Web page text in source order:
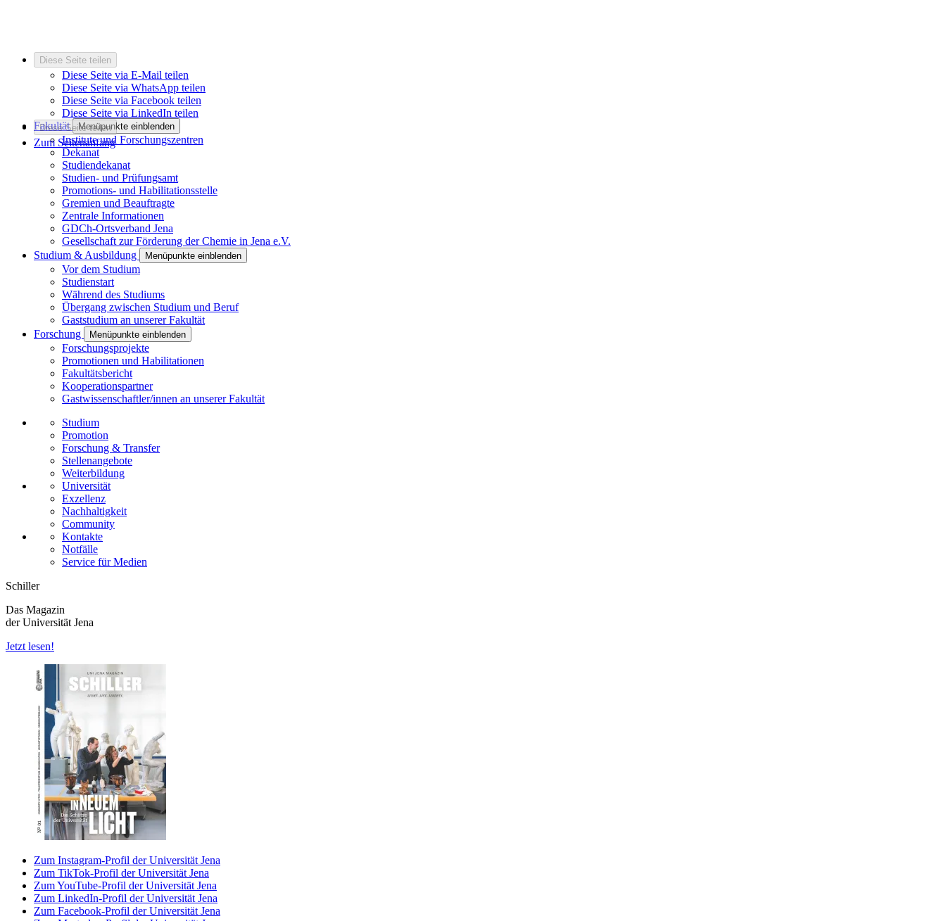
Diese Seite teilen
Diese Seite via E-Mail teilen
Diese Seite via WhatsApp teilen
Diese Seite via Facebook teilen
Diese Seite via LinkedIn teilen
Diese Seite teilen
Zum Seitenanfang
Fakultät Menüpunkte einblenden
Institute und Forschungszentren
Dekanat
Studiendekanat
Studien- und Prüfungsamt
Promotions- und Habilitationsstelle
Gremien und Beauftragte
Zentrale Informationen
GDCh-Ortsverband Jena
Gesellschaft zur Förderung der Chemie in Jena e.V.
Studium & Ausbildung
Menüpunkte einblenden
Vor dem Studium
Studienstart
Während des Studiums
Übergang zwischen Studium und Beruf
Gaststudium an unserer Fakultät
Forschung
Menüpunkte einblenden
Forschungsprojekte
Promotionen und Habilitationen
Fakultätsbericht
Kooperationspartner
Gastwissenschaftler/innen an unserer Fakultät
Studium
Promotion
Forschung & Transfer
Stellenangebote
Weiterbildung
Universität
Exzellenz
Nachhaltigkeit
Community
Kontakte
Notfälle
Service für Medien
Schiller
Das Magazin
der Universität Jena
Jetzt lesen!
Zum Instagram-Profil der Universität Jena
Zum TikTok-Profil der Universität Jena
Zum YouTube-Profil der Universität Jena
Zum LinkedIn-Profil der Universität Jena
Zum Facebook-Profil der Universität Jena